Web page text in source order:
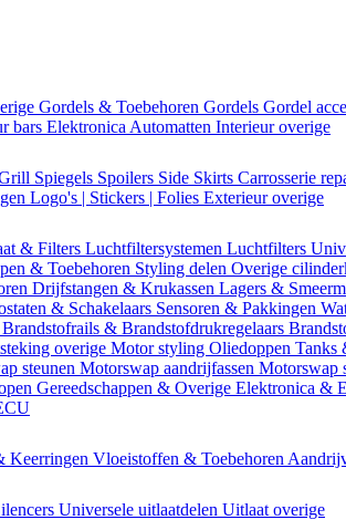
Gordels & Toebehoren Gordels Gordel
bars Elektronica Automatten Interieur overige
Spiegels Spoilers Side Skirts Carrosserie
Logo's | Stickers | Folies Exterieur overige
& Filters Luchtfiltersystemen Luchtfilters
& Toebehoren Styling delen Overige
Drijfstangen & Krukassen Lagers &
& Schakelaars Sensoren & Pakkingen
Brandstofrails & Brandstofdrukregelaars
overige Motor styling Oliedoppen Tanks
steunen Motorswap aandrijfassen Motorswap
Gereedschappen & Overige Elektronica &
Keerringen Vloeistoffen & Toebehoren
Universele uitlaatdelen Uitlaat overige